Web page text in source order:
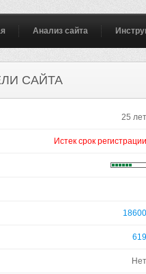
Анализ сайта
САЙТА
25 лет
Истек срок регистрации
18600
619
Нет